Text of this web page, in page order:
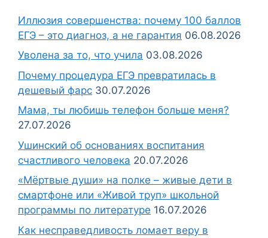
Иллюзия совершенства: почему 100 баллов
ЕГЭ – это диагноз, а не гарантия 06.08.2026
Уволена за то, что учила 03.08.2026
Почему процедура ЕГЭ превратилась в
дешевый фарс 30.07.2026
Мама, ты любишь телефон больше меня?
27.07.2026
Ушинский об основаниях воспитания
счастливого человека 20.07.2026
«Мёртвые души» на полке – живые дети в
смартфоне или «Живой труп» школьной
программы по литературе 16.07.2026
Как несправедливость ломает веру в